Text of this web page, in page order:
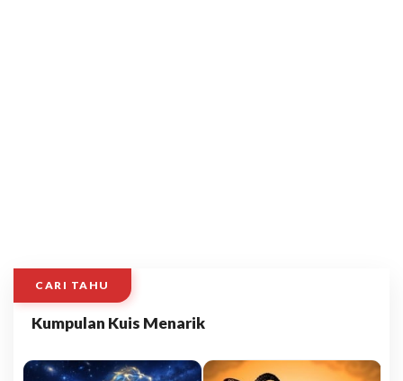
CARI TAHU
Kumpulan Kuis Menarik